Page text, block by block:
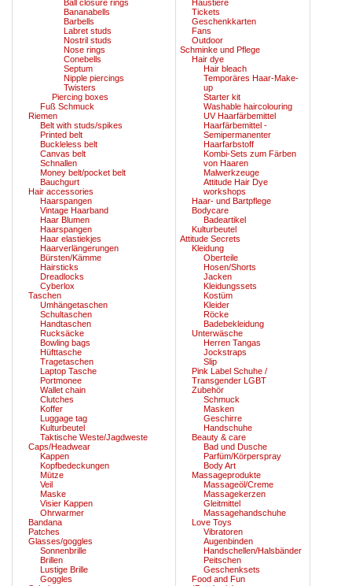
Ball closure rings
Bananabells
Barbells
Labret studs
Nostril studs
Nose rings
Conebells
Septum
Nipple piercings
Twisters
Piercing boxes
Fuß Schmuck
Riemen
Belt with studs/spikes
Printed belt
Buckleless belt
Canvas belt
Schnallen
Money belt/pocket belt
Bauchgurt
Hair accessories
Haarspangen
Vintage Haarband
Haar Blumen
Haarspangen
Haar elastiekjes
Haarverlängerungen
Bürsten/Kämme
Hairsticks
Dreadlocks
Cyberlox
Taschen
Umhängetaschen
Schultaschen
Handtaschen
Rucksäcke
Bowling bags
Hüfttasche
Tragetaschen
Laptop Tasche
Portmonee
Wallet chain
Clutches
Koffer
Luggage tag
Kulturbeutel
Taktische Weste/Jagdweste
Caps/Headwear
Kappen
Kopfbedeckungen
Mütze
Veil
Maske
Visier Kappen
Ohrwarmer
Bandana
Patches
Glasses/goggles
Sonnenbrille
Brillen
Lustige Brille
Goggles
Haustiere
Tickets
Geschenkkarten
Fans
Outdoor
Schminke und Pflege
Hair dye
Hair bleach
Temporäres Haar-Make-
up
Starter kit
Washable haircolouring
UV Haarfärbemittel
Haarfärbemittel -
Semipermanenter
Haarfarbstoff
Kombi-Sets zum Färben
von Haaren
Malwerkzeuge
Attitude Hair Dye
workshops
Haar- und Bartpflege
Bodycare
Badeartikel
Kulturbeutel
Attitude Secrets
Kleidung
Oberteile
Hosen/Shorts
Jacken
Kleidungssets
Kostüm
Kleider
Röcke
Badebekleidung
Unterwäsche
Herren Tangas
Jockstraps
Slip
Pink Label Schuhe /
Transgender LGBT
Zubehör
Schmuck
Masken
Geschirre
Handschuhe
Beauty & care
Bad und Dusche
Parfüm/Körperspray
Body Art
Massageprodukte
Massageöl/Creme
Massagekerzen
Gleitmittel
Massagehandschuhe
Love Toys
Vibratoren
Augenbinden
Handschellen/Halsbänder
Peitschen
Geschenksets
Food and Fun